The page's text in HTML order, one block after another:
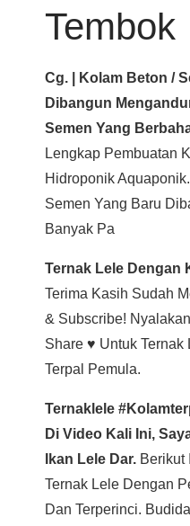
Tembok
Cg. | Kolam Beton /
Dibangun
Semen Yang
Lengkap Pembuatan
Hidroponik
Semen Yang Baru
Banyak Pa
Ternak Lele Dengan
Terima Kasih Sudah
& Subscribe!
Share ♥ Untuk
Terpal Pemula.
Ternaklele
Di Video Kali Ini,
Ikan Lele Dar. Berikut
Ternak Lele Dengan
Dan Terperinci.